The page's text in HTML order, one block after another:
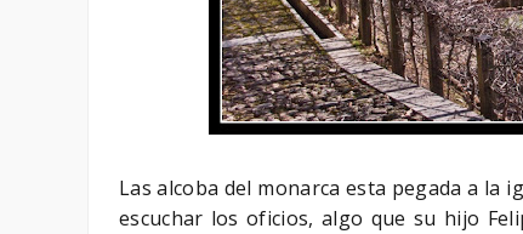
Las alcoba del monarca esta pegada a la
escuchar los oficios, algo que su hijo